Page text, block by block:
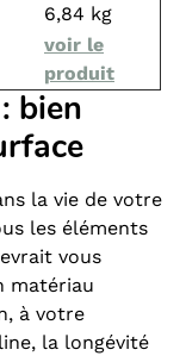
6,84 kg
voir le
produit
bien
la vie de votre
les éléments
vous
matériau
à votre
la longévité